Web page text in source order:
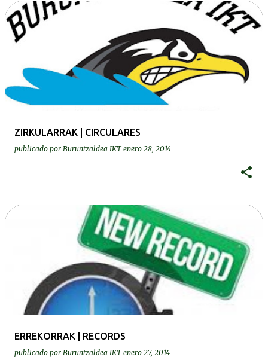
ZIRKULARRAK | CIRCULARES
publicado por Buruntzaldea IKT enero 28, 2014
ERREKORRAK | RECORDS
publicado por Buruntzaldea IKT enero 27, 2014